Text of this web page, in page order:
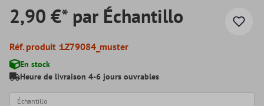
2,90 €* par Échantillo
Réf. produit :LZ79084_muster
En stock
Heure de livraison 4-6 jours ouvrables
Échantillo